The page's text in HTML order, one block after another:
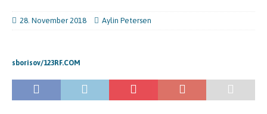
28. November 2018 Aylin Petersen
sborisov/123RF.COM